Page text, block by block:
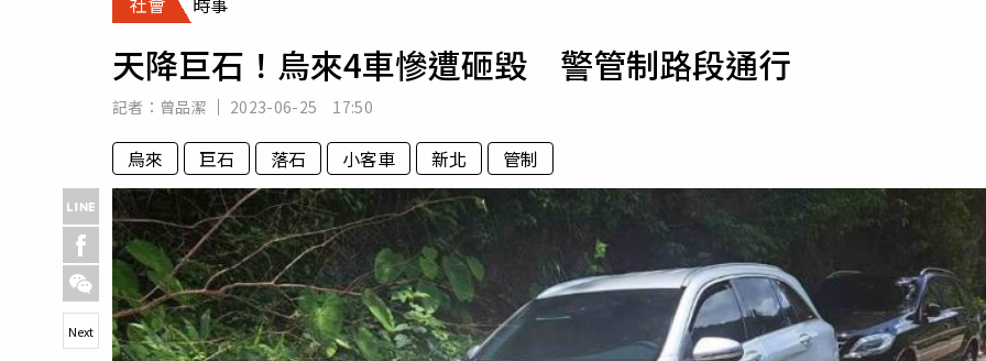
專欄
房產新勢力
運勢
天降巨石！烏來4車慘遭砸毀 警管制路段通行
記者： 曾品潔 2023-06-25 17:50
烏來 巨石 落石 小客車 新北 管制
Next